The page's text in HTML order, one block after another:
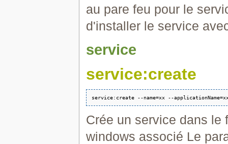
au pare feu pour le
d'installer le service
service
service:create
Crée un service dans le
windows associé Le